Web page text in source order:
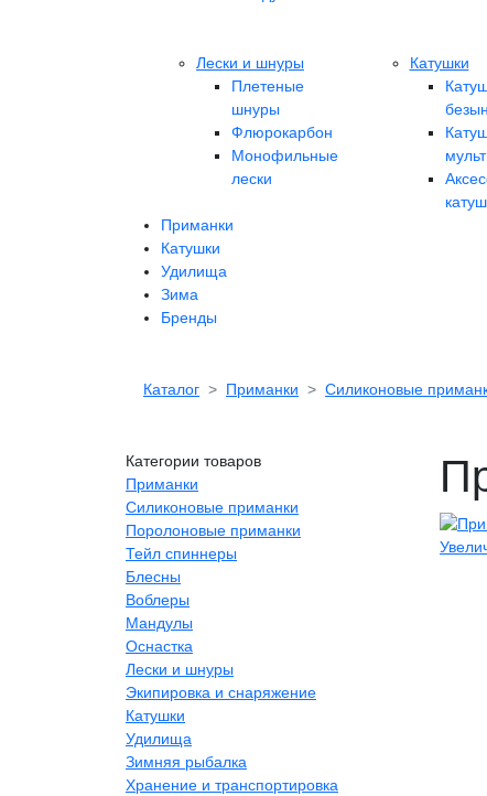
Лески и шнуры
Плетеные
шнуры
Флюрокарбон
Монофильные
лески
Катушки
Приманки
Катушки
Удилища
Зима
Бренды
Каталог Приманки Силиконовые
Категории товаров
Приманки
Силиконовые приманки
Поролоновые приманки
Тейл спиннеры
Блесны
Воблеры
Мандулы
Оснастка
Лески и шнуры
Экипировка и снаряжение
Катушки
Удилища
Зимняя рыбалка
Хранение и транспортировка